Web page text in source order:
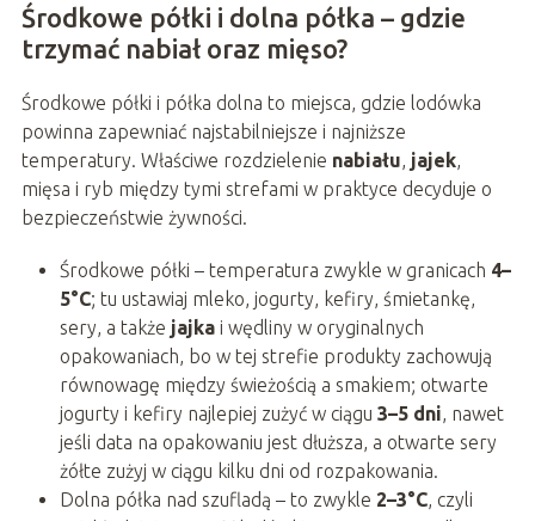
Środkowe półki i dolna półka – gdzie
trzymać nabiał oraz mięso?
Środkowe półki i półka dolna to miejsca, gdzie lodówka
powinna zapewniać najstabilniejsze i najniższe
temperatury. Właściwe rozdzielenie nabiału jajek,
mięsa i ryb między tymi strefami w praktyce decyduje o
bezpieczeństwie żywności.
Środkowe półki – temperatura zwykle w granicach 4–
5°C; tu ustawiaj mleko, jogurty, kefiry, śmietankę,
sery, a także jajkai wędliny w oryginalnych
opakowaniach, bo w tej strefie produkty zachowują
równowagę między świeżością a smakiem; otwarte
jogurty i kefiry najlepiej zużyć w ciągu 3–5 dni , nawet
jeśli data na opakowaniu jest dłuższa, a otwarte sery
żółte zużyj w ciągu kilku dni od rozpakowania.
Dolna półka nad szufladą – to zwykle 2–3°C, czyli